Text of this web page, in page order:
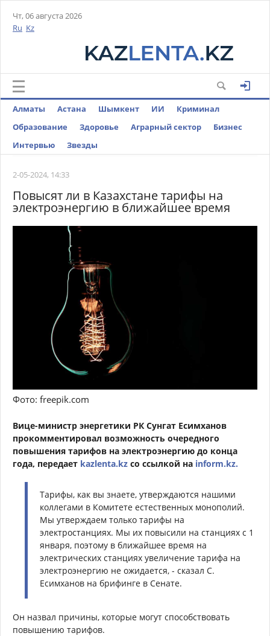
Чт, 06 августа 2026
Ru Kz
Алматы Астана Шымкент ИИ
Криминал
Образование
Здоровье Аграрный сектор
Бизнес
Интервью
Звезды
2-05-2024, 14:33
Повысят ли в Казахстане тарифы на
электроэнергию в ближайшее время
Фото: freepik.com
Вице-министр энергетики РК Сунгат Есимханов
прокомментировал возможность очередного
повышения тарифов на электроэнергию до конца
года, передает kazlenta.kz со ссылкой на inform.kz.
Тарифы, как вы знаете, утверждаются нашими
коллегами в Комитете естественных монополий.
Мы утверждаем только тарифы на
электростанциях. Мы их повысили на станциях с 1
января, поэтому в ближайшее время на
электрических станциях увеличение тарифа на
электроэнергию не ожидается, - сказал С.
Есимханов на брифинге в Сенате.
Он назвал причины, которые могут способствовать
повышению тарифов.